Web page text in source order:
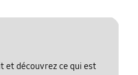
et découvrez ce qui est